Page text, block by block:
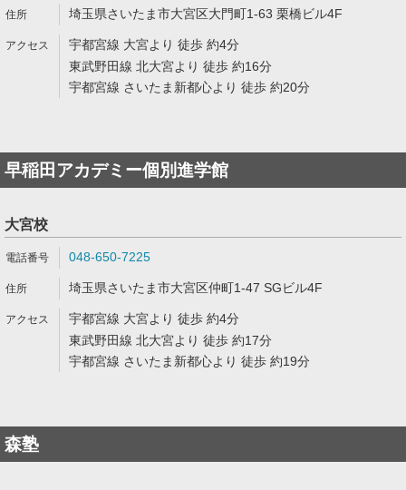
埼玉県さいたま市大宮区大門町1-63 栗橋ビル4F
宇都宮線 大宮より 徒歩 約4分
東武野田線 北大宮より 徒歩 約16分
宇都宮線 さいたま新都心より 徒歩 約20分
早稲田アカデミー個別進学館
大宮校
048-650-7225
埼玉県さいたま市大宮区仲町1-47 SGビル4F
宇都宮線 大宮より 徒歩 約4分
東武野田線 北大宮より 徒歩 約17分
宇都宮線 さいたま新都心より 徒歩 約19分
森塾